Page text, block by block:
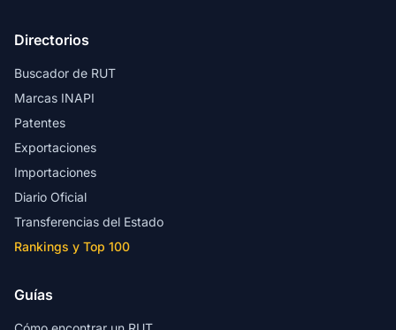
Directorios
Buscador de RUT
Marcas INAPI
Patentes
Exportaciones
Importaciones
Diario Oficial
Transferencias del Estado
Rankings y Top 100
Guías